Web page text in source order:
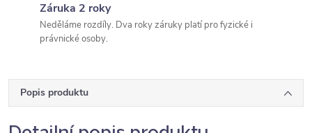
Záruka 2 roky
Neděláme rozdíly. Dva roky záruky platí pro fyzické i
právnické osoby.
Popis produktu